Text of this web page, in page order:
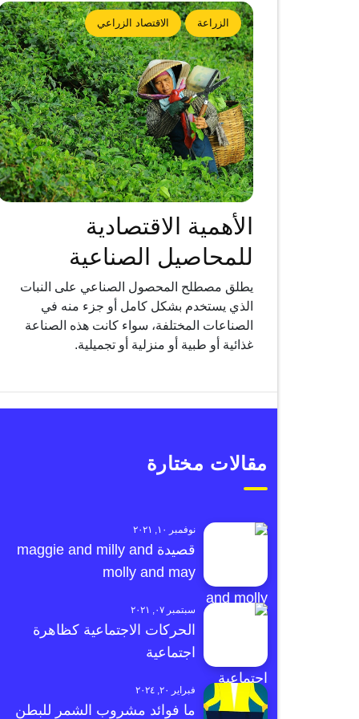
الزراعة الاقتصاد الزراعي
الأهمية الاقتصادية
للمحاصيل الصناعية
يطلق مصطلح المحصول الصناعي على النبات
الذي يستخدم بشكل كامل أو جزء منه في
الصناعات المختلفة، سواء كانت هذه الصناعة
غذائية أو طبية أو منزلية أو تجميلية.
مقالات مختارة
نوفمبر ١٠, ٢٠٢١
قصيدة maggie and milly and
molly and may
سبتمبر ٠٧, ٢٠٢١
الحركات الاجتماعية كظاهرة
اجتماعية
فبراير ٢٠, ٢٠٢٤
ما فوائد مشروب الشمر للبطن